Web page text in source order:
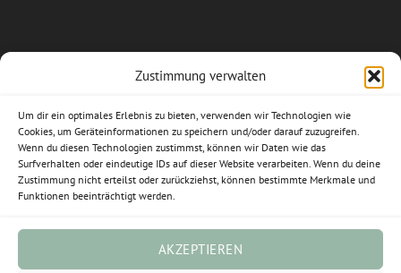
Zustimmung verwalten
Um dir ein optimales Erlebnis zu bieten, verwenden wir Technologien wie
Cookies, um Geräteinformationen zu speichern und/oder darauf zuzugreifen.
Wenn du diesen Technologien zustimmst, können wir Daten wie das
Surfverhalten oder eindeutige IDs auf dieser Website verarbeiten. Wenn du deine
Zustimmung nicht erteilst oder zurückziehst, können bestimmte Merkmale und
Funktionen beeinträchtigt werden.
AKZEPTIEREN
Allgemeine Geschäftsbedingungen
Impressum
Datenschutzerklärung
Cookie-Richtlinie (EU)